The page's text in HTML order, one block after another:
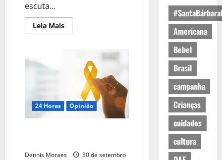
escuta...
Leia Mais
24 Horas Opinião
Dennis Moraes
30 de setembro
Americana
Bebel
Brasil
campanha
Crianças
cuidados
cultura